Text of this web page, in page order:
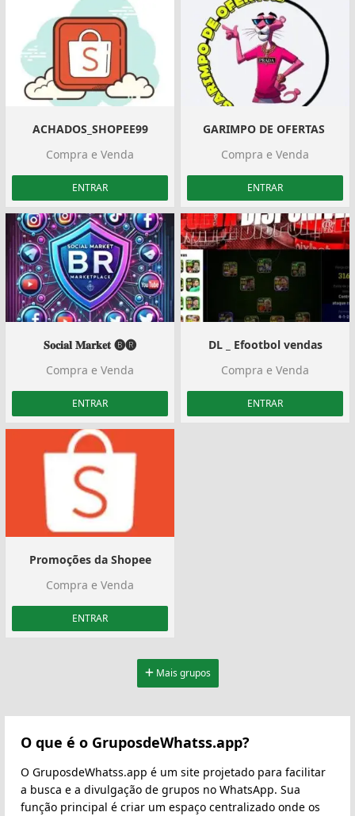
ACHADOS_SHOPEE99
Compra e Venda
ENTRAR
GARIMPO DE OFERTAS ️
Compra e Venda
ENTRAR
𝐒𝐨𝐜𝐢𝐚𝐥 𝐌𝐚𝐫𝐤𝐞𝐭 🅑︎🅡︎
Compra e Venda
ENTRAR
DL _ Efootbol vendas
Compra e Venda
ENTRAR
Promoções da Shopee
Compra e Venda
ENTRAR
Mais grupos
O que é o GruposdeWhatss.app?
O GruposdeWhatss.app é um site projetado para facilitar
a busca e a divulgação de grupos no WhatsApp. Sua
função principal é criar um espaço centralizado onde os